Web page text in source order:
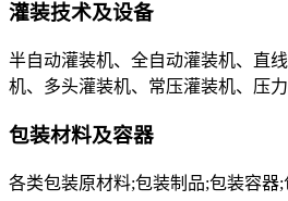
灌装技术及设备
半自动灌装机、全自动灌装机、直
机、多头灌装机、常压灌装机、压
包装材料及容器
各类包装原材料;包装制品;包装容器